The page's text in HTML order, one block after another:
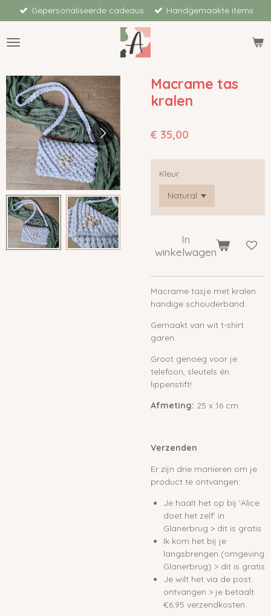
direct
naar
de
Gepersonaliseerde cadeaus Handgemaakte items
Macrame tas
kralen
€ 35,00
Kleur
In
winkelwagen
Macrame tasje met kralen
handige schouderband.
Gemaakt van wit t-shirt
garen.
Groot genoeg voor je
telefoon, sleutels én
lippenstift!
Afmeting: 25 x 16 cm
Verzenden
Er zijn drie manieren om je
product te ontvangen:
Je haalt het op bij 'Alice
doet het zelf' in
Glanerbrug > dit is gratis
Ik kom het bij je
langsbrengen (omgeving
Glanerbrug) > dit is gratis
Je wilt het via de post
ontvangen > je betaalt
€6,95 verzendkosten